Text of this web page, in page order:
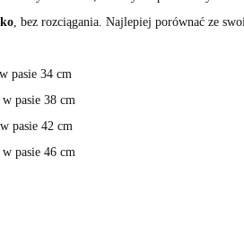
, bez rozciągania. Najlepiej porównać ze
pasie 34 cm
pasie 38 cm
pasie 42 cm
pasie 46 cm